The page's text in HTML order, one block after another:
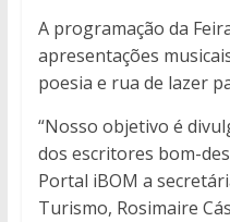
A programação da
apresentações
poesia e rua de lazer
“Nosso objetivo é
dos escritores bom-
Portal iBOM a
Turismo, Rosimaire